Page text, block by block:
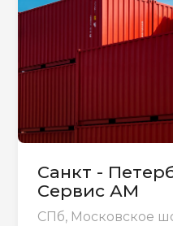
Санкт -
Сервис АМ
СПб, Московское